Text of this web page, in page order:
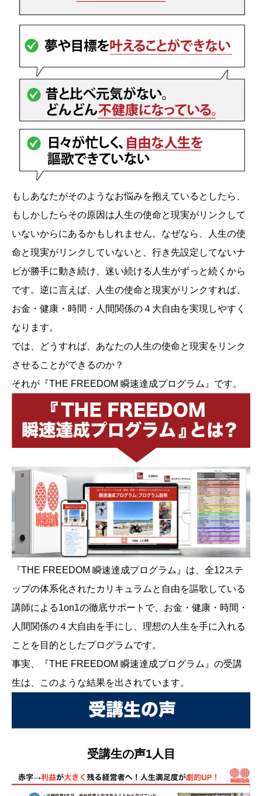
もしあなたがそのようなお悩みを抱えているとしたら、
もしかしたらその原因は人生の使命と現実がリンクして
いないからにあるかもしれません。なぜなら、人生の使
命と現実がリンクしていないと、行き先設定してないナ
ビが勝手に動き続け、迷い続ける人生がずっと続くから
です。逆に言えば、人生の使命と現実がリンクすれば、
お金・健康・時間・人間関係の４大自由を実現しやすく
なります。
では、どうすれば、あなたの人生の使命と現実をリンク
させることができるのか？
それが『THE FREEDOM 瞬速達成プログラム』です。
『THE FREEDOM 瞬速達成プログラム』は、全12ステ
ップの体系化されたカリキュラムと自由を謳歌している
講師による1on1の徹底サポートで、お金・健康・時間・
人間関係の４大自由を手にし、理想の人生を手に入れる
ことを目的としたプログラムです。
事実、『THE FREEDOM 瞬速達成プログラム』の受講
生は、このような結果を出されています。
受講生の声1人目